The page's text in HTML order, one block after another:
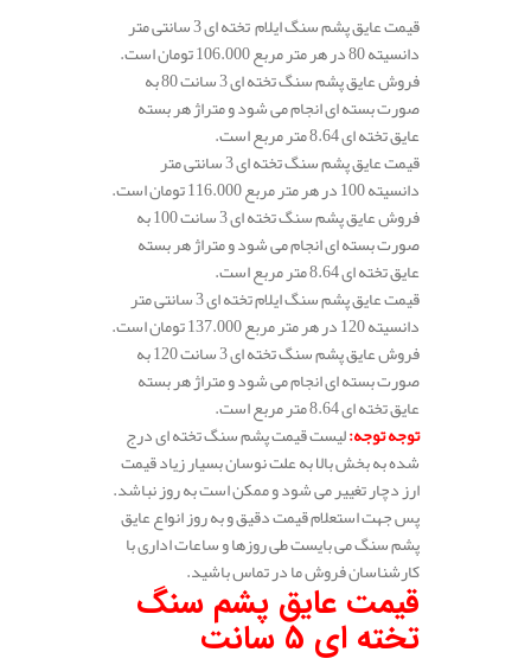
قیمت عایق پشم سنگ ایلام تخته ای 3 سانتی متر
دانسیته 80 در هر متر مربع 106.000 تومان است.
فروش عایق پشم سنگ تخته ای 3 سانت 80 به
صورت بسته ای انجام می شود و متراژ هر بسته
عایق تخته ای 8.64 متر مربع است.
قیمت عایق پشم سنگ تخته ای 3 سانتی متر
دانسیته 100 در هر متر مربع 116.000 تومان است.
فروش عایق پشم سنگ تخته ای 3 سانت 100 به
صورت بسته ای انجام می شود و متراژ هر بسته
عایق تخته ای 8.64 متر مربع است.
قیمت عایق پشم سنگ ایلام تخته ای 3 سانتی متر
دانسیته 120 در هر متر مربع 137.000 تومان است.
فروش عایق پشم سنگ تخته ای 3 سانت 120 به
صورت بسته ای انجام می شود و متراژ هر بسته
عایق تخته ای 8.64 متر مربع است.
توجه توجه:لیست قیمت پشم سنگ تخته ای درج
شده به بخش بالا به علت نوسان بسیار زیاد قیمت
ارز دچار تغییر می شود و ممکن است به روز نباشد.
پس جهت استعلام قیمت دقیق و به روز انواع عایق
پشم سنگ می بایست طی روزها و ساعات اداری با
کارشناسان فروش ما در تماس باشید.
قیمت عایق پشم سنگ
تخته ای 5 سانت